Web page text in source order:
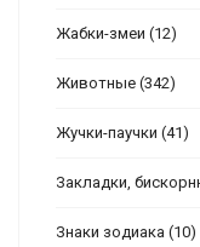
Жабки-змеи (12)
Животные (342)
Жучки-паучки (41)
Закладки,
Знаки зодиака (10)